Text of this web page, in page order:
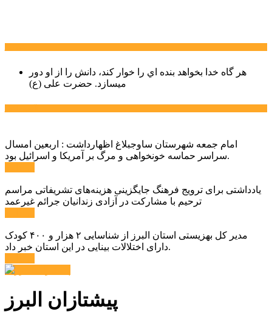
هر گاه خدا بخواهد بنده اي را خوار كند، دانش را از او دور
میسازد. حضرت علی (ع)
امام جمعه شهرستان ساوجبلاغ اظهارداشت : اربعین امسال
سراسر حماسه خونخواهی و مرگ بر آمریکا و اسرائیل بود.
یادداشتی برای ترویج فرهنگ جایگزینی هزینه‌های تشریفاتی مراسم
ترحیم با مشارکت در آزادی زندانیان جرائم غیرعمد
مدیر کل بهزیستی استان البرز از شناسایی ۲ هزار و ۴۰۰ کودک
دارای اختلالات بینایی در این استان خبر داد.
پیشتازان البرز